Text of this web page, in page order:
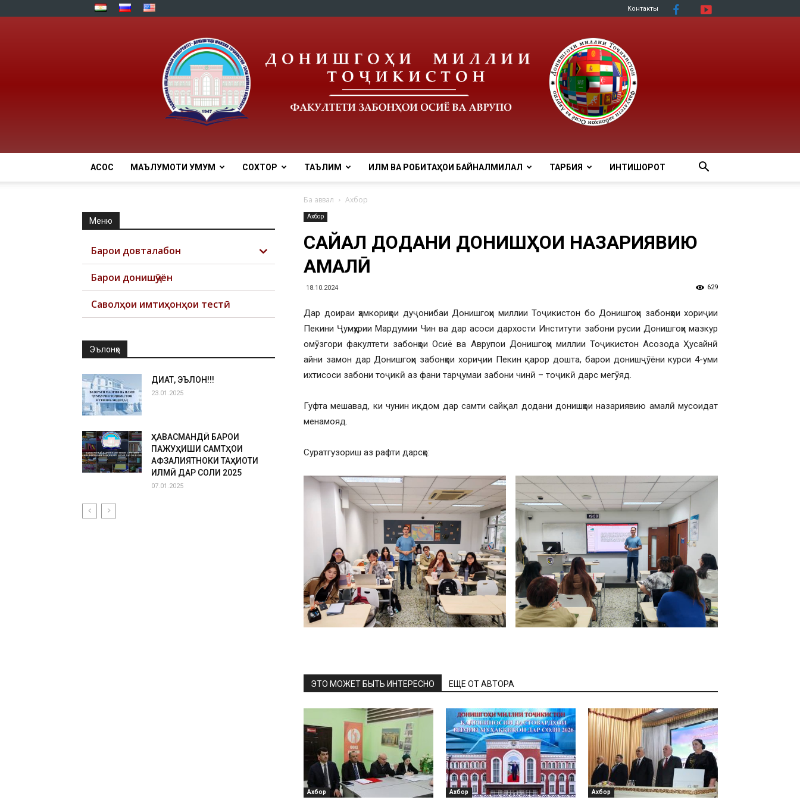
Контакты
АСОСӢ МАЪЛУМОТИ УМУМӢ СОХТОР ТАЪЛИМ ИЛМ ВА РОБИТАҲОИ БАЙНАЛМИЛАЛӢ ТАРБИЯ ИНТИШОРОТ
Ба аввал Ахбор
Ахбор
САЙҚАЛ ДОДАНИ ДОНИШҲОИ НАЗАРИЯВИЮ
АМАЛӢ
18.10.2024 629
Дар доираи ҳамкориҳои дуҷонибаи Донишгоҳи миллии Тоҷикистон бо Донишгоҳи забонҳои хориҷии
Пекини Ҷумҳурии Мардумии Чин ва дар асоси дархости Институти забони русии Донишгоҳи мазкур
омӯзгори факултети забонҳои Осиё ва Аврупои Донишгоҳи миллии Тоҷикистон Асозода Ҳусайнӣ
айни замон дар Донишгоҳи забонҳои хориҷии Пекин қарор дошта, барои донишҷӯёни курси 4-уми
ихтисоси забони тоҷикӣ аз фани тарҷумаи забони чинӣ – тоҷикӣ дарс мегӯяд.
Гуфта мешавад, ки чунин иқдом дар самти сайқал додани донишҳои назариявию амалӣ мусоидат
менамояд.
Суратгузориш аз рафти дарсҳо:
ЭТО МОЖЕТ БЫТЬ ИНТЕРЕСНО ЕЩЕ ОТ АВТОРА
Ахбор Ахбор Ахбор
Меню
Барои довталабон
Барои донишҷӯён
Саволҳои имтиҳонҳои тестӣ
Эълонҳо
ДИҚҚАТ, ЭЪЛОН!!!
23.01.2025
ҲАВАСМАНДӢ БАРОИ
ПАЖУҲИШИ САМТҲОИ
АФЗАЛИЯТНОКИ ТАҲҚИҚОТИ
ИЛМӢ ДАР СОЛИ 2025
07.01.2025